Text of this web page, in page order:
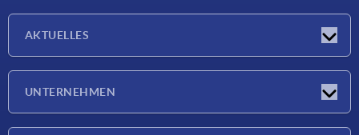
AKTUELLES
UNTERNEHMEN